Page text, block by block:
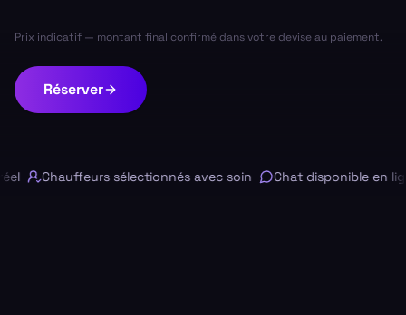
Prix indicatif — montant final confirmé dans votre devise au paiement.
Réserver
Chauffeurs sélectionnés avec soin Chat disponible en